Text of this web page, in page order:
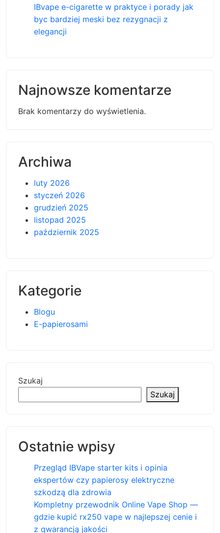
IBvape e-cigarette w praktyce i porady jak
byc bardziej meski bez rezygnacji z
elegancji
Najnowsze komentarze
Brak komentarzy do wyświetlenia.
Archiwa
luty 2026
styczeń 2026
grudzień 2025
listopad 2025
październik 2025
Kategorie
Blogu
E-papierosami
Szukaj
Szukaj
Ostatnie wpisy
Przegląd IBVape starter kits i opinia
ekspertów czy papierosy elektryczne
szkodzą dla zdrowia
Kompletny przewodnik Online Vape Shop —
gdzie kupić rx250 vape w najlepszej cenie i
z gwarancją jakości